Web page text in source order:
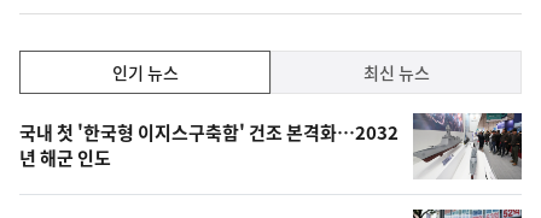
기,
최
신,
인기 뉴스 최신 뉴스
인
기
뉴
스
국내 첫 '한국형 이지스구축함' 건조 본격화…2032
년 해군 인도